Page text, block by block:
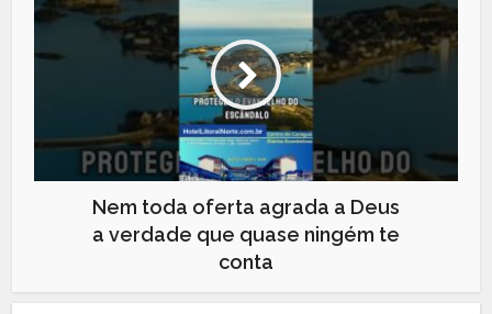
Nem toda oferta agrada a Deus
a verdade que quase ningém te
conta